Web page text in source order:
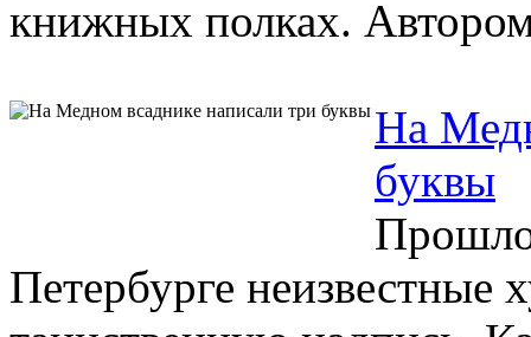
книжных полках.
На
буквы
Петербурге неизвестные